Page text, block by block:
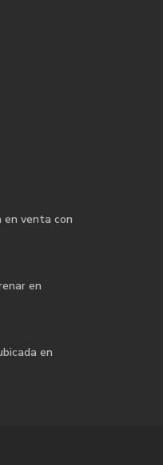
en venta con
en
en